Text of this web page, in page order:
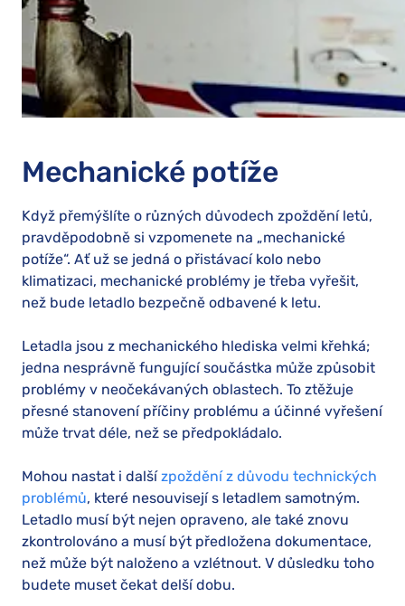
Mechanické potíže
Když přemýšlíte o různých důvodech zpoždění letů,
pravděpodobně si vzpomenete na „mechanické
potíže“. Ať už se jedná o přistávací kolo nebo
klimatizaci, mechanické problémy je třeba vyřešit,
než bude letadlo bezpečně odbavené k letu.
Letadla jsou z mechanického hlediska velmi křehká;
jedna nesprávně fungující součástka může způsobit
problémy v neočekávaných oblastech. To ztěžuje
přesné stanovení příčiny problému a účinné vyřešení
může trvat déle, než se předpokládalo.
Mohou nastat i dalšízpoždění z důvodu technických
problémů, které nesouvisejí s letadlem samotným.
Letadlo musí být nejen opraveno, ale také znovu
zkontrolováno a musí být předložena dokumentace,
než může být naloženo a vzlétnout. V důsledku toho
budete muset čekat delší dobu.